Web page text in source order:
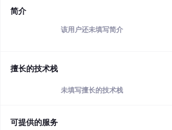
简介
该用户还未填写简介
擅长的技术栈
未填写擅长的技术栈
可提供的服务